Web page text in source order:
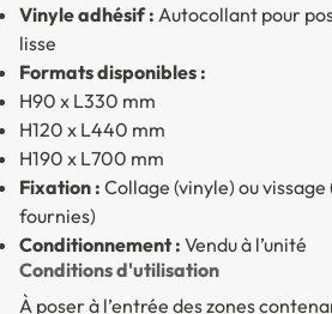
Vinyle adhésif : Autocollant pour
lisse
Formats disponibles :
H90 x L330 mm
H120 x L440 mm
H190 x L700 mm
Fixation : Collage (vinyle) ou
fournies)
Conditionnement : Vendu à l’unité
Conditions d'utilisation
À poser à l’entrée des zones